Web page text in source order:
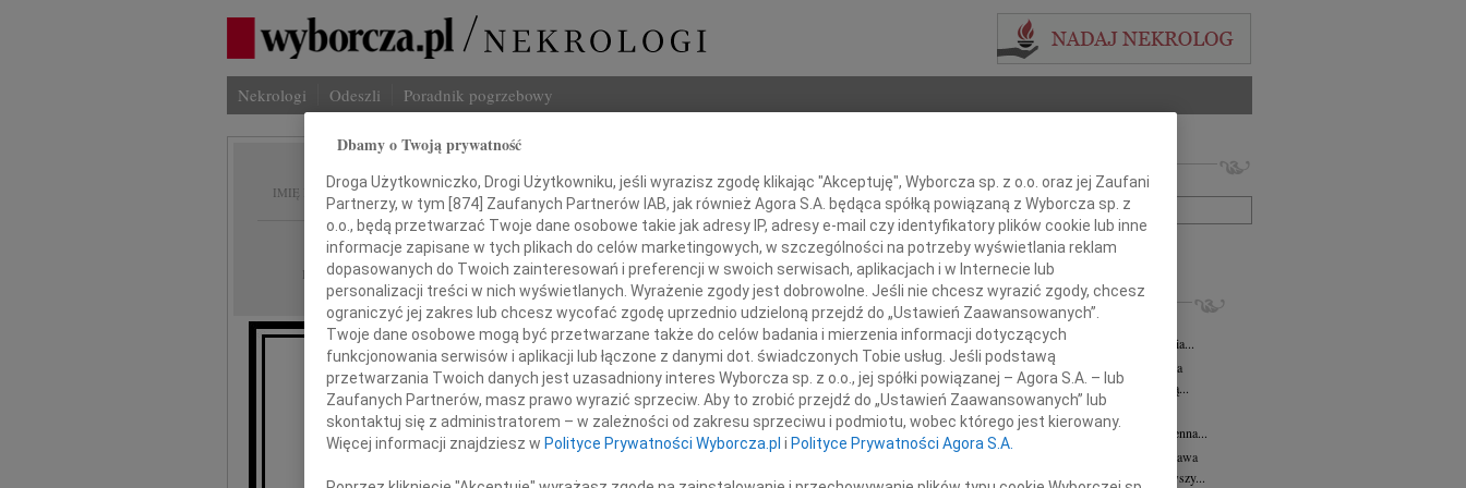
Nekrologi Odeszli Poradnik pogrzebowy
IMIĘ I NAZWISKO: Kazimierz Ostrowski
REGION: Warszawa
DATA EMISJI: 15.01.2010
Z żalem żegnamy
prof. dr. hab. med.
Imię i nazwisko lub numer ogłoszenia:
+ szukanie zaawansowane
INNE NEKROLOGI
Asia Kułakowska 07.08.2026
Asia Kułakowska 8 czerwca 1984 - 9 sierpnia...
Małgorzata Kościelska
Warszawa
Z żalem żegnam prof. Małgorzatę Kościelską...
Janusz Goetze
07.08.2026
Janusz Goetze adwokat 9 lat bez Ciebie Bożenna...
Wacława Stec-Myśliwska
Warszawa
W dniu 4 sierpnia 2026 roku zmarła przeżywszy...
Dbamy o Twoją prywatność
Droga Użytkowniczko, Drogi Użytkowniku, jeśli wyrazisz zgodę klikając "Akceptuję", Wyborcza sp. z o.o. oraz jej Zaufani
Partnerzy, w tym [874] Zaufanych Partnerów IAB, jak również Agora S.A. będąca spółką powiązaną z Wyborcza sp. z
o.o., będą przetwarzać Twoje dane osobowe takie jak adresy IP, adresy e-mail czy identyfikatory plików cookie lub inne
informacje zapisane w tych plikach do celów marketingowych, w szczególności na potrzeby wyświetlania reklam
dopasowanych do Twoich zainteresowań i preferencji w swoich serwisach, aplikacjach i w Internecie lub
personalizacji treści w nich wyświetlanych. Wyrażenie zgody jest dobrowolne. Jeśli nie chcesz wyrazić zgody, chcesz
ograniczyć jej zakres lub chcesz wycofać zgodę uprzednio udzieloną przejdź do „Ustawień Zaawansowanych”.
Twoje dane osobowe mogą być przetwarzane także do celów badania i mierzenia informacji dotyczących
funkcjonowania serwisów i aplikacji lub łączone z danymi dot. świadczonych Tobie usług. Jeśli podstawą
przetwarzania Twoich danych jest uzasadniony interes Wyborcza sp. z o.o., jej spółki powiązanej – Agora S.A. – lub
Zaufanych Partnerów, masz prawo wyrazić sprzeciw. Aby to zrobić przejdź do „Ustawień Zaawansowanych” lub
skontaktuj się z administratorem – w zależności od zakresu sprzeciwu i podmiotu, wobec którego jest kierowany.
Więcej informacji znajdziesz w Polityce Prywatności Wyborcza.pl i Polityce Prywatności Agora S.A.